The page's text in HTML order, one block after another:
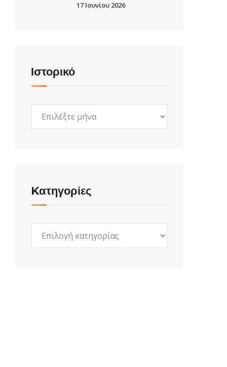
17 Ιουνίου 2026
Ιστορικό
Kατηγορίες